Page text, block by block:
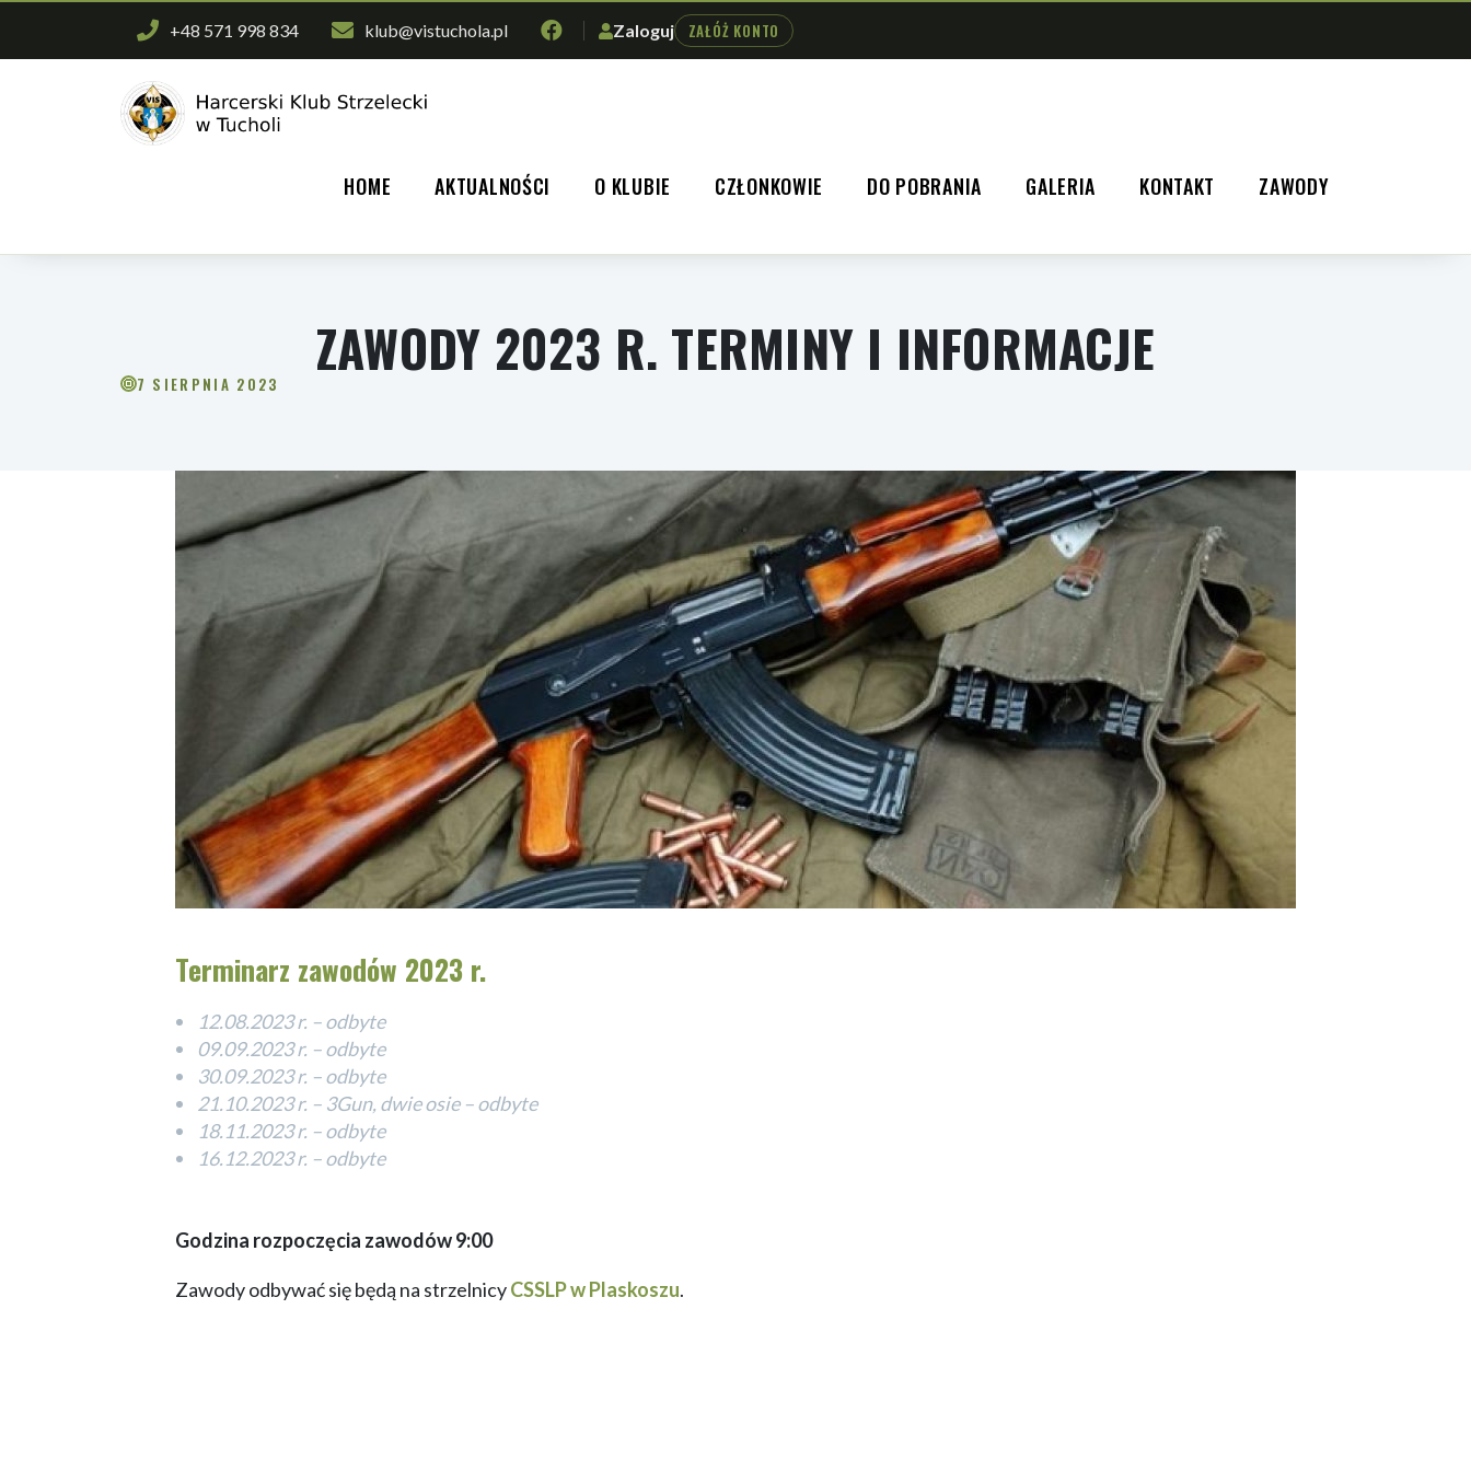
+48 571 998 834 klub@vistuchola.pl Zaloguj ZAŁÓŻ KONTO
HOME AKTUALNOŚCI O KLUBIE CZŁONKOWIE DO POBRANIA GALERIA KONTAKT ZAWODY
ZAWODY 2023 R. TERMINY I INFORMACJE
7 SIERPNIA 2023
Terminarz zawodów 2023 r.
12.08.2023 r. – odbyte
09.09.2023 r. – odbyte
30.09.2023 r. – odbyte
21.10.2023 r. – 3Gun, dwie osie – odbyte
18.11.2023 r. – odbyte
16.12.2023 r. – odbyte
Godzina rozpoczęcia zawodów 9:00
Zawody odbywać się będą na strzelnicyCSSLP w Plaskoszu.